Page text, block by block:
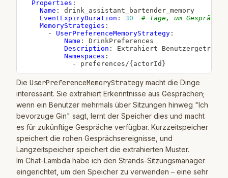
Properties :
Name :
drink_assistant_bartender_memory
EventExpiryDuration : 30
# Tage, um
MemoryStrategies :
-
UserPreferenceMemoryStrategy:
Name :
DrinkPreferences
Description :
Extrahiert
Namespaces :
-
preferences/{actorId }
Die UserPreferenceMemoryStrategy macht die Dinge
interessant. Sie extrahiert Erkenntnisse aus Gesprächen;
wenn ein Benutzer mehrmals über Sitzungen hinweg "Ich
bevorzuge Gin" sagt, lernt der Speicher dies und macht
es für zukünftige Gespräche verfügbar. Kurzzeitspeicher
speichert die rohen Gesprächsereignisse, und
Langzeitspeicher speichert die extrahierten Muster.
Im Chat-Lambda habe ich den Strands-Sitzungsmanager
eingerichtet, um den Speicher zu verwenden – eine sehr